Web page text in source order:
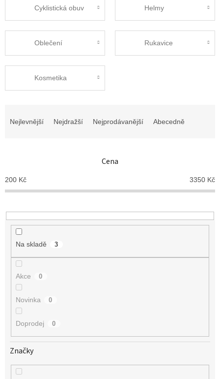
Cyklistická obuv Helmy
Oblečení Rukavice
Kosmetika
p
r
o
u
Nejlevnější Nejdražší Nejprodávanější Abecedně
Cena
200 Kč 3350 Kč
Na skladě 3
Akce 0
Novinka 0
Doprodej 0
Značky